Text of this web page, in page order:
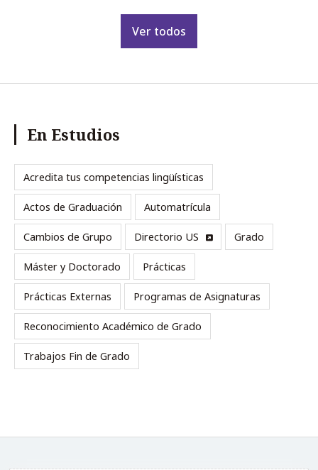
Ver todos
En Estudios
Acredita tus competencias lingüísticas
Actos de Graduación Automatrícula
Cambios de Grupo Directorio US Grado
Máster y Doctorado Prácticas
Prácticas Externas Programas de Asignaturas
Reconocimiento Académico de Grado
Trabajos Fin de Grado